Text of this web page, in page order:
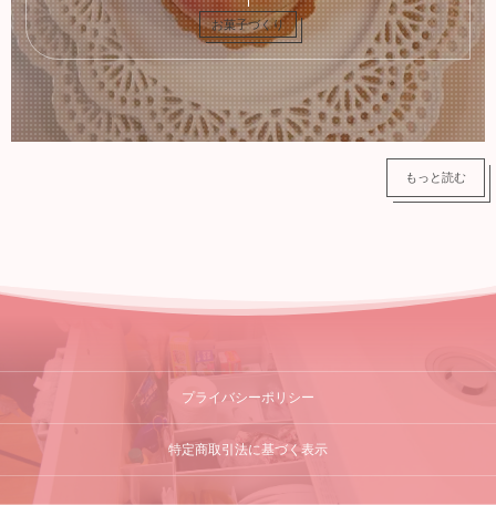
お菓子づくり
もっと読む
登山
プライバシーポリシー
特定商取引法に基づく表示